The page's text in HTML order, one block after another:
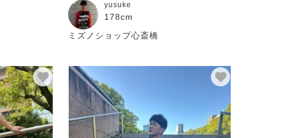
yusuke
178cm
ミズノショップ心斎橋